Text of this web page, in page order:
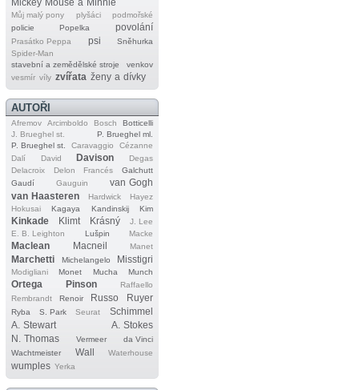
Mickey Mouse a Minnie
Můj malý pony plyšáci
podmořské
policie
Popelka povolání
Prasátko Peppa psi
Sněhurka
Spider‐Man
stavební a zemědělské stroje
venkov
vesmír víly zvířata ženy a dívky
AUTOŘI
Afremov Arcimboldo Bosch
Botticelli
J. Brueghel st.
P. Brueghel ml.
P. Brueghel st.
Caravaggio
Cézanne
Dalí
David Davison
Degas
Delacroix
Delon Francés
Galchutt
Gaudí
Gauguin
van Gogh
van Haasteren
Hardwick
Hayez
Hokusai
Kagaya Kandinskij Kim
Kinkade Klimt Krásný
J. Lee
E. B. Leighton
Lušpin Macke
Maclean Macneil Manet
Marchetti Michelangelo Misstigri
Modigliani Monet Mucha Munch
Ortega Pinson
Raffaello
Rembrandt
Renoir Russo Ruyer
Ryba S. Park Seurat
Schimmel
A. Stewart
A. Stokes
N. Thomas
Vermeer
da Vinci
Wachtmeister
Wall Waterhouse
wumples Yerka